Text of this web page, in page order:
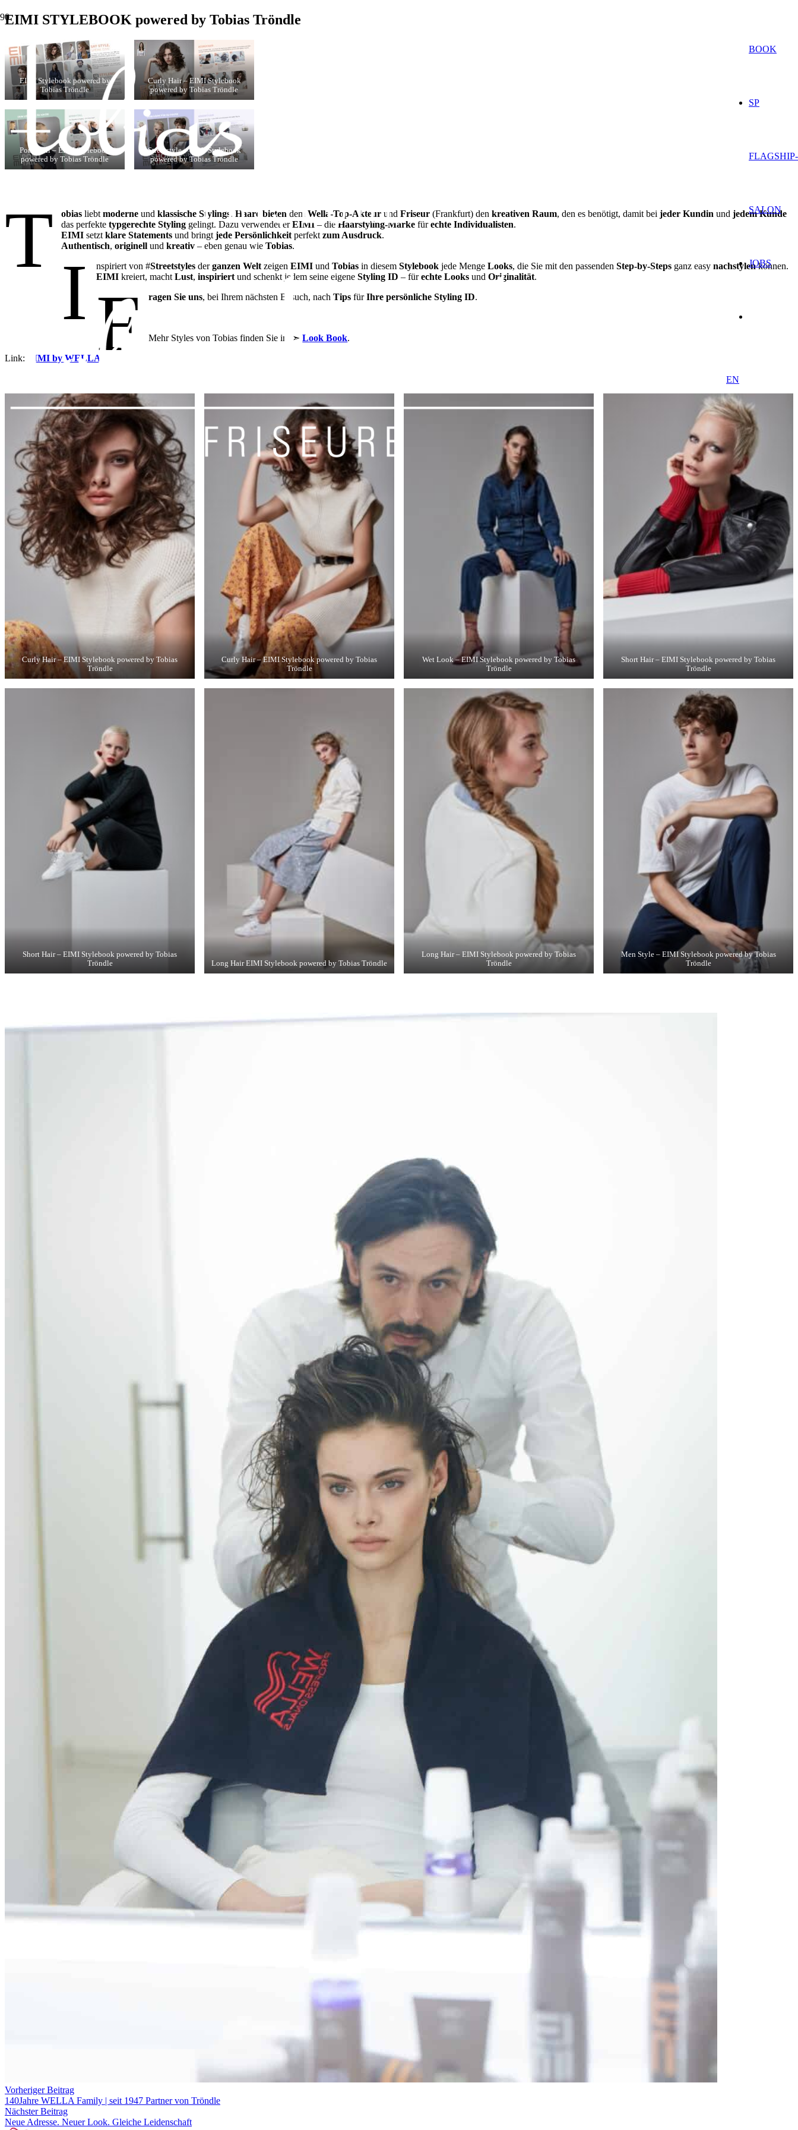
BOOK
SP
FLAGSHIP-
SALON
JOBS
EN
EIMI STYLEBOOK powered by Tobias Tröndle
EIMI Stylebook powered by
Tobias Tröndle
Curly Hair – EIMI Stylebook
powered by Tobias Tröndle
Pony Tail – EIMI Stylebook
powered by Tobias Tröndle
Streetstyle – EIMI Stylebook
powered by Tobias Tröndle
T obias liebtmoderne undklassische Stylings .Haare bieten demWella-Top-Akteur undFriseur (Frankfurt) denkreativen Raum, den es benötigt, damit beijeder Kundin undjedem Kunde
das perfektetypgerechte Styling gelingt. Dazu verwendet erEIMI – dieHaarstyling-Markefürechte Individualisten.
EIMI setztklare Statements und bringtjede Persönlichkeit perfektzum Ausdruck.
Authentisch,originell undkreativ – eben genau wieTobias.
I nspiriert von #Streetstylesderganzen Weltzeigen EIMIund Tobiasin diesem Stylebookjede Menge Looks, die Sie mit den passenden Step-by-Steps ganz easy nachstylenkönnen.
EIMIkreiert, macht Lust, inspiriertund schenkt jedem seine eigene Styling ID – fürechte Looksund Originalität.
F ragen Sie uns, bei Ihrem nächsten Besuch, nachTips fürIhre persönliche Styling ID.
Mehr Styles von Tobias finden Sie im ➣Look Book.
Link:
EIMI by WELLA
Curly Hair – EIMI Stylebook powered by Tobias
Tröndle
Curly Hair – EIMI Stylebook powered by Tobias
Tröndle
Wet Look – EIMI Stylebook powered by Tobias
Tröndle
Short Hair – EIMI Stylebook powered by Tobias
Tröndle
Short Hair – EIMI Stylebook powered by Tobias
Tröndle
Long Hair EIMI Stylebook powered by Tobias Tröndle
Long Hair – EIMI Stylebook powered by Tobias
Tröndle
Men Style – EIMI Stylebook powered by Tobias
Tröndle
Vorheriger Beitrag
140Jahre WELLA Family | seit 1947 Partner von Tröndle
Nächster Beitrag
Neue Adresse. Neuer Look. Gleiche Leidenschaft